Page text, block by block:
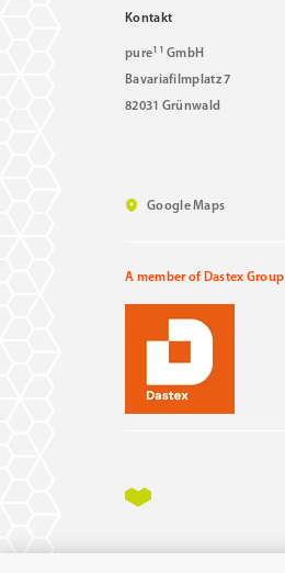
Kontakt
pure11 GmbH
Bavariafilmplatz 7
82031 Grünwald
Google Maps
A member of Dastex Group